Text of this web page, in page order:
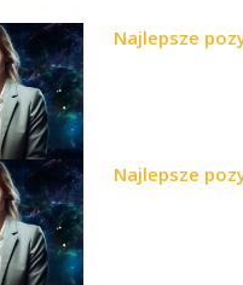
Najlepsze
Najlepsze